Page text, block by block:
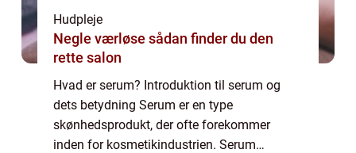
Hudpleje
Negle værløse sådan finder du den
rette salon
Hvad er serum? Introduktion til serum og
dets betydning Serum er en type
skønhedsprodukt, der ofte forekommer
inden for kosmetikindustrien. Serum